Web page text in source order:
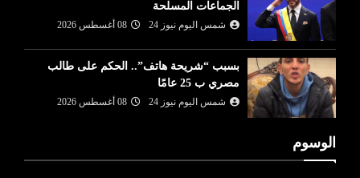
الجماعات المسلحة
شمس اليوم نيوز 24 08 أغسطس 2026
بسبب “شريحة هاتف”.. الحكم على طالب
مصري ب 25 عامًا
شمس اليوم نيوز 24 08 أغسطس 2026
الوسوم